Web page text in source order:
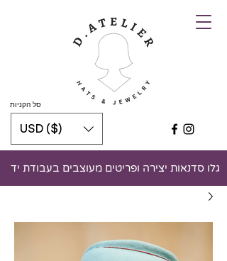
סל הקניות
גלו סדנאות יצירה ופריטים מעוצבים בעבודת יד
USD ($)